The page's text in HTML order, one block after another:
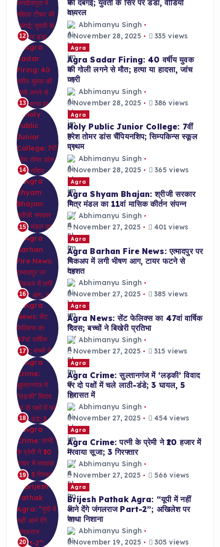
12
की दबंगई; युवती के सिर पर डंडा, वीडियो
वायरल
Abhimanyu Singh
November 28, 2025
335 views
13
Agra
Agra Sadar Firing: 40 वर्षीय युवक
की गोली लगने से मौत; हत्या या हादसा, जांच
जारी
Abhimanyu Singh
November 28, 2025
386 views
14
Agra
Holy Public Junior College: 7वीं
हरेश तोमर डांस चैंपियनशिप; सिम्पकिन्स स्कूल
प्रथम
Abhimanyu Singh
November 28, 2025
365 views
15
Agra
Agra Shyam Bhajan: श्रीजी सरकार
मित्र मंडल का 11वां मासिक कीर्तन संपन्न
Abhimanyu Singh
November 27, 2025
401 views
16
Agra
Agra Barhan Fire News: एत्मादपुर पर
पिकअप में लगी भीषण आग, टायर फटने से
दहशत
Abhimanyu Singh
November 27, 2025
385 views
17
Agra
Agra News: सेंट फेलिक्स का 47वां वार्षिक
दिवस; बच्चों ने बिखेरी प्रतिभा
Abhimanyu Singh
November 27, 2025
315 views
18
Agra
Agra Crime: सुल्तानगंज में ‘लड़की’ विवाद
पर दो पक्षों में चले लाठी-डंडे; 3 घायल, 5
हिरासत में
Abhimanyu Singh
November 27, 2025
454 views
19
Agra
Agra Crime: पत्नी के प्रेमी ने ₹10 हजार में
मरवाया सूजा; 3 गिरफ्तार
Abhimanyu Singh
November 27, 2025
566 views
20
Agra
Brijesh Pathak Agra: “यूपी में नहीं
आने देंगे जंगलराज Part-2”; अखिलेश पर
साधा निशाना
Abhimanyu Singh
November 19, 2025
305 views